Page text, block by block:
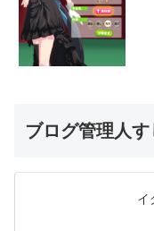
ブログ管理人す
イ